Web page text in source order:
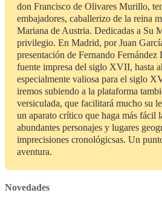
don Francisco de Olivares Murillo,
embajadores, caballerizo de la reina
Mariana de Austria. Dedicadas a Su
privilegio. En Madrid, por Juan
presentación de Fernando Fernández
fuente impresa del siglo XVII, hasta
especialmente valiosa para el siglo
iremos subiendo a la plataforma
versiculada, que facilitará mucho su
un aparato crítico que haga más fácil
abundantes personajes y lugares
imprecisiones cronológicsas. Un
aventura.
Novedades